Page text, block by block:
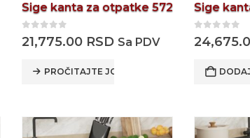
Sige kanta za otpatke 572
0out of 5
21,775.00 RSD Sa PDV
PROČITAJTE JOŠ
Sige
0 out of 5